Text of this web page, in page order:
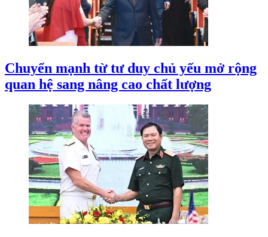
Chuyển mạnh từ tư duy chủ yếu mở rộng
quan hệ sang nâng cao chất lượng